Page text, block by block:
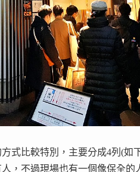
式比較特別，主要分成4列(如
，不過現場也有一個像保全的